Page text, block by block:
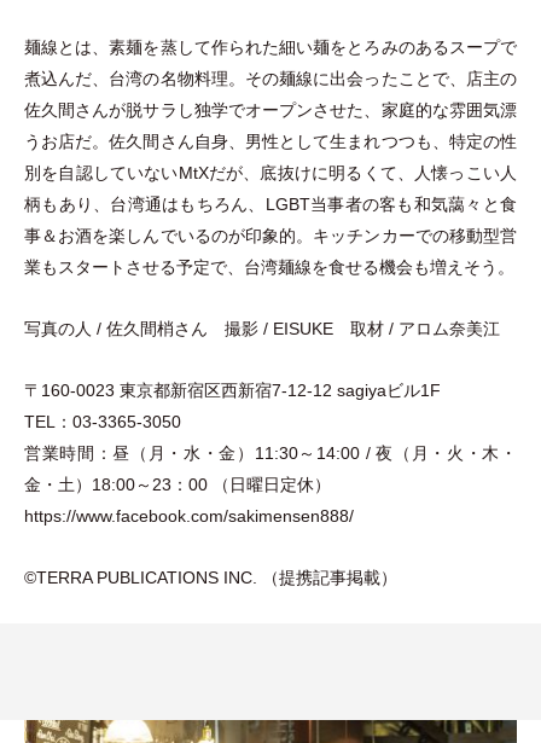
麺線とは、素麺を蒸して作られた細い麺をとろみのあるスープで
煮込んだ、台湾の名物料理。その麺線に出会ったことで、店主の
佐久間さんが脱サラし独学でオープンさせた、家庭的な雰囲気漂
うお店だ。佐久間さん自身、男性として生まれつつも、特定の性
別を自認していないMtXだが、底抜けに明るくて、人懐っこい人
柄もあり、台湾通はもちろん、LGBT当事者の客も和気藹々と食
事＆お酒を楽しんでいるのが印象的。キッチンカーでの移動型営
業もスタートさせる予定で、台湾麺線を食せる機会も増えそう。
写真の人 / 佐久間梢さん 撮影 / EISUKE 取材 / アロム奈美江
〒160-0023 東京都新宿区西新宿7-12-12 sagiyaビル1F
TEL：03-3365-3050
営業時間：昼
（ 月 ・水 ・金 ） 11:30～14:00 / 夜 （ 月 ・ 火 ・ 木 ・
金 ・ 土） 18:00～23：00 （ 日曜日定休）
https://www.facebook.com/sakimensen888/
©️TERRA PUBLICATIONS INC. （提携記事掲載）